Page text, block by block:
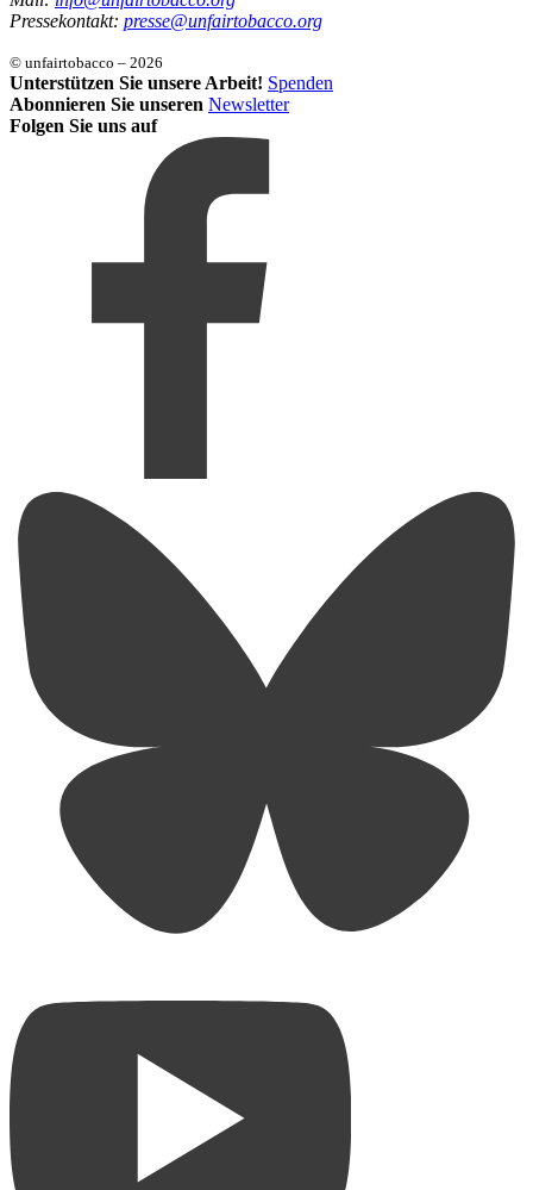
Pressekontakt: presse@unfairtobacco.org
© unfairtobacco – 2026
Unterstützen Sie unsere Arbeit! Spenden
Abonnieren Sie unseren Newsletter
Folgen Sie uns auf